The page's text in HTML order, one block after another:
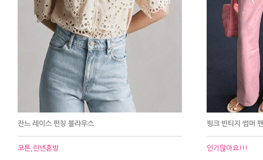
잔느 레이스 펀칭 블라우스
코튼,린넨혼방
핑크 빈티지 썸머
인기많아요!!!